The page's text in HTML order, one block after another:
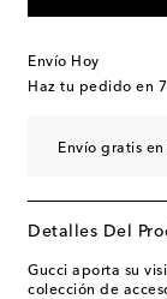
Envío Hoy
Haz tu pedido en
Envío gratis
Detalles Del
Gucci aporta su
colección de